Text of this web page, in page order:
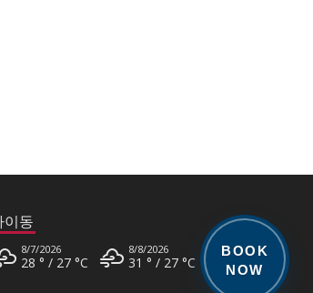
동
8/7/2026
28 ° 27 °C
8/8/2026
31 ° 27 °C
BOOK
NOW